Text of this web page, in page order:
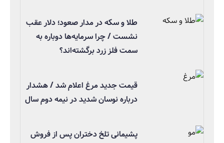
طلا و سکه در مدار صعود؛ دلار عقب
نشست / چرا سرمایه‌ها دوباره به
سمت فلز زرد برگشته‌اند؟
قیمت جدید مرغ اعلام شد / هشدار
درباره نوسان شدید در نیمه دوم سال
پشیمانی تلخ دختران پس از فروش